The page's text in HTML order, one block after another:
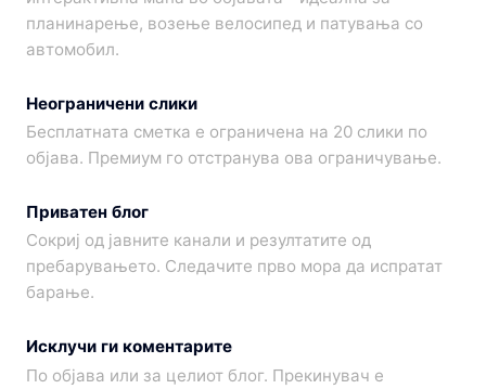
планинарење, возење велосипед и патувања со
автомобил.
Неограничени слики
Бесплатната сметка е ограничена на 20 слики по
објава. Премиум го отстранува ова ограничување.
Приватен блог
Сокриј од јавните канали и резултатите од
пребарувањето. Следачите прво мора да испратат
барање.
Исклучи ги коментарите
По објава или за целиот блог. Прекинувач е